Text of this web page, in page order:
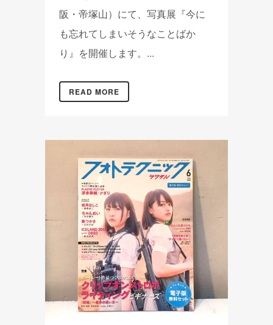
阪・帝塚山）にて、写真展『今に
も忘れてしまいそうなことばか
り』を開催します。...
READ MORE